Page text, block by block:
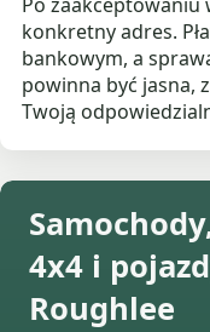
konkretny adres.
bankowym, a
powinna być jasna,
Twoją
4x4 i
Roughlee